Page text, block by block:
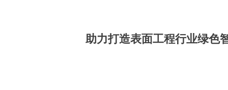
助力打造表面工程行业绿